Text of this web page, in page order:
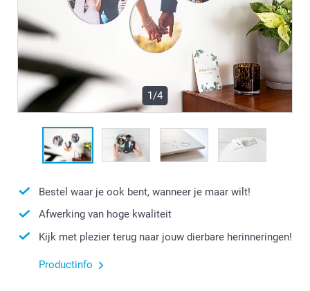
1/4
Bestel waar je ook bent, wanneer je maar wilt!
Afwerking van hoge kwaliteit
Kijk met plezier terug naar jouw dierbare herinneringen!
Productinfo